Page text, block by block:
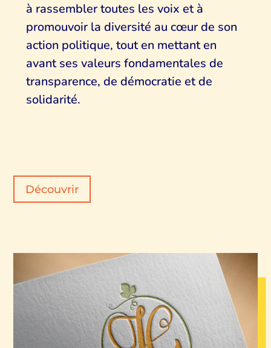
à rassembler toutes les voix et à
promouvoir la diversité au cœur de son
action politique, tout en mettant en
avant ses valeurs fondamentales de
transparence, de démocratie et de
solidarité.
Découvrir